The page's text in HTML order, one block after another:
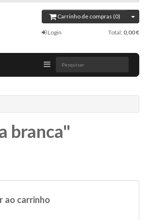
Carrinho de compras (0)
Login Total: 0,00 €
branca"
ao carrinho